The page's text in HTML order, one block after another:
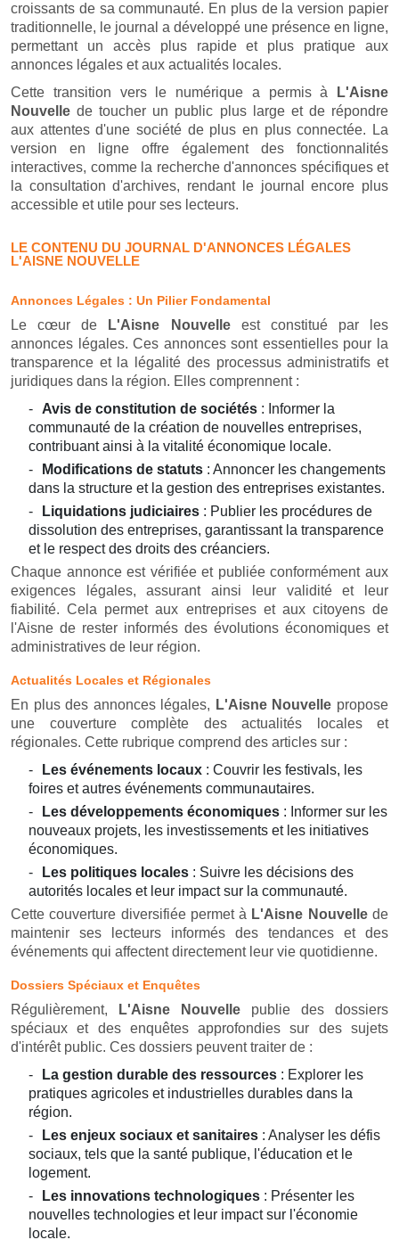
croissants de sa communauté. En plus de la version papier
traditionnelle, le journal a développé une présence en ligne,
permettant un accès plus rapide et plus pratique aux
annonces légales et aux actualités locales.
Cette transition vers le numérique a permis à
L'Aisne
Nouvelle de toucher un public plus large et de répondre
aux attentes d'une société de plus en plus connectée. La
version en ligne offre également des fonctionnalités
interactives, comme la recherche d'annonces spécifiques et
la consultation d'archives, rendant le journal encore plus
accessible et utile pour ses lecteurs.
LE CONTENU DU JOURNAL D'ANNONCES LÉGALES
L'AISNE NOUVELLE
Annonces Légales : Un Pilier Fondamental
Le cœur de L'Aisne Nouvelleest constitué par les
annonces légales. Ces annonces sont essentielles pour la
transparence et la légalité des processus administratifs et
juridiques dans la région. Elles comprennent :
Avis de constitution de sociétés : Informer la
communauté de la création de nouvelles entreprises,
contribuant ainsi à la vitalité économique locale.
Modifications de statuts : Annoncer les changements
dans la structure et la gestion des entreprises existantes.
Liquidations judiciaires : Publier les procédures de
dissolution des entreprises, garantissant la transparence
et le respect des droits des créanciers.
Chaque annonce est vérifiée et publiée conformément aux
exigences légales, assurant ainsi leur validité et leur
fiabilité. Cela permet aux entreprises et aux citoyens de
l'Aisne de rester informés des évolutions économiques et
administratives de leur région.
Actualités Locales et Régionales
En plus des annonces légales, L'Aisne Nouvelle propose
une couverture complète des actualités locales et
régionales. Cette rubrique comprend des articles sur :
Les événements locaux : Couvrir les festivals, les
foires et autres événements communautaires.
Les développements économiques : Informer sur les
nouveaux projets, les investissements et les initiatives
économiques.
Les politiques locales : Suivre les décisions des
autorités locales et leur impact sur la communauté.
Cette couverture diversifiée permet à L'Aisne Nouvellede
maintenir ses lecteurs informés des tendances et des
événements qui affectent directement leur vie quotidienne.
Dossiers Spéciaux et Enquêtes
Régulièrement, L'Aisne Nouvelle publie des dossiers
spéciaux et des enquêtes approfondies sur des sujets
d'intérêt public. Ces dossiers peuvent traiter de :
La gestion durable des ressources : Explorer les
pratiques agricoles et industrielles durables dans la
région.
Les enjeux sociaux et sanitaires : Analyser les défis
sociaux, tels que la santé publique, l'éducation et le
logement.
Les innovations technologiques : Présenter les
nouvelles technologies et leur impact sur l'économie
locale.